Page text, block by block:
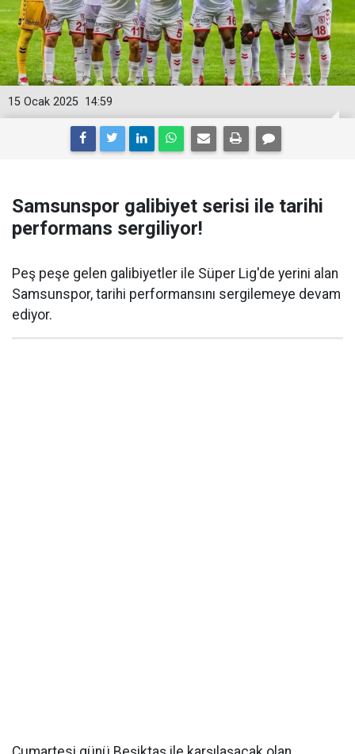
14:59
15 Ocak 2025
Samsunspor galibiyet serisi ile tarihi
performans sergiliyor!
Peş peşe gelen galibiyetler ile Süper Lig'de yerini alan
Samsunspor, tarihi performansını sergilemeye devam
ediyor.